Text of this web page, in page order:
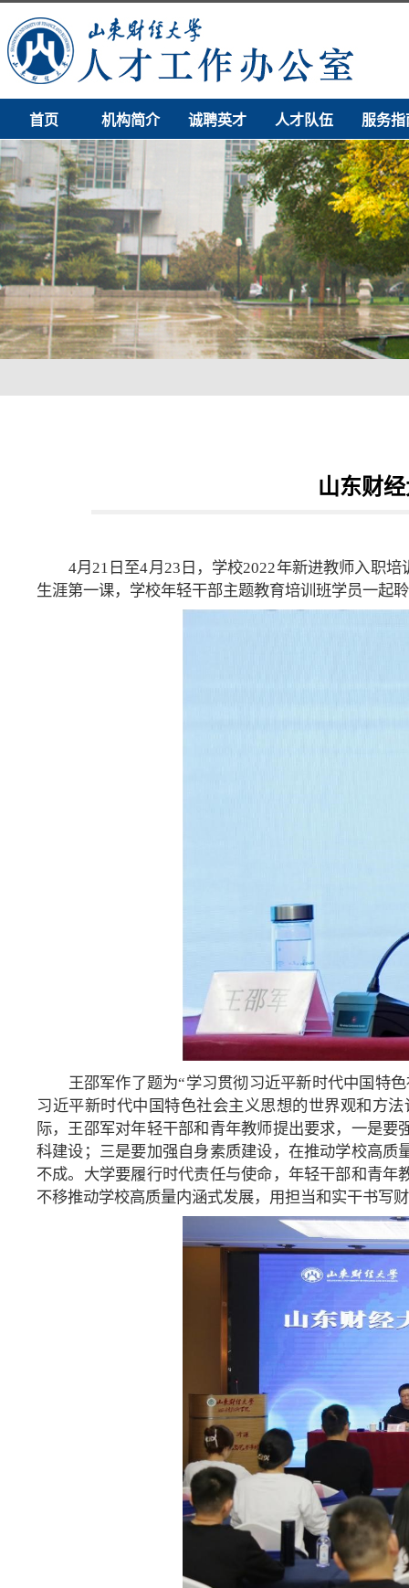
首页 机构简介 诚聘英才 人才队伍 服务指
山东财
4月21日至4月23日，学校2022年新进教师入职
生涯第一课，学校年轻干部主题教育培训班学员一起
王邵军作了题为“学习贯彻习近平新时代中国特
习近平新时代中国特色社会主义思想的世界观和方
际，王邵军对年轻干部和青年教师提出要求，一是
科建设；三是要加强自身素质建设，在推动学校高
不成。大学要履行时代责任与使命，年轻干部和青
不移推动学校高质量内涵式发展，用担当和实干书写